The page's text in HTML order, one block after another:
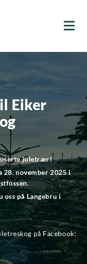
Eiker
juletrær!
28. november 2025 i
.
oss på Langebru i
på Facebook: